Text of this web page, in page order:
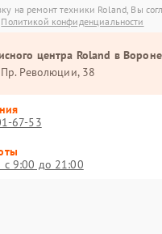
на ремонт техники Roland, Вы
Политикой конфиденциальности
центра Roland в
Революции, 38
67-53
с 9:00 до 21:00